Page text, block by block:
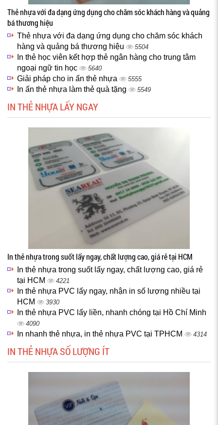
Thẻ nhựa với đa dạng ứng dụng cho chăm sóc khách hàng và quảng
bá thương hiệu
Thẻ nhựa với đa dạng ứng dụng cho chăm sóc khách
hàng và quảng bá thương hiệu
5504
In thẻ học viên kết hợp thẻ ngân hàng cho trung tâm
ngoại ngữ tin học
5640
Giải pháp cho in ấn thẻ nhựa 5555
In ấn thẻ nhựa làm thẻ quà tặng 5549
IN THẺ NHỰA LẤY NGAY
In thẻ nhựa trong suốt lấy ngay, chất lượng cao, giá rẻ tại HCM
In thẻ nhựa trong suốt lấy ngay, chất lượng cao, giá rẻ
tại HCM
4221
In thẻ nhựa PVC lấy ngay, nhận in số lượng nhiều tại
HCM
3930
In thẻ nhựa PVC lấy liền, nhanh chóng tại Hồ Chí Minh
4090
In nhanh thẻ nhựa, in thẻ nhựa PVC tại TPHCM 4314
IN THẺ NHỰA SỐ LƯỢNG ÍT